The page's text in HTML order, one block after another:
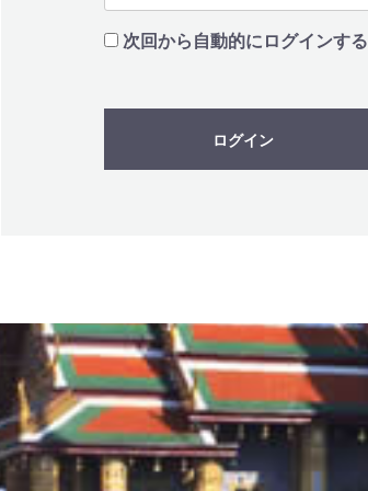
次回から自動的にログインする
ログイン